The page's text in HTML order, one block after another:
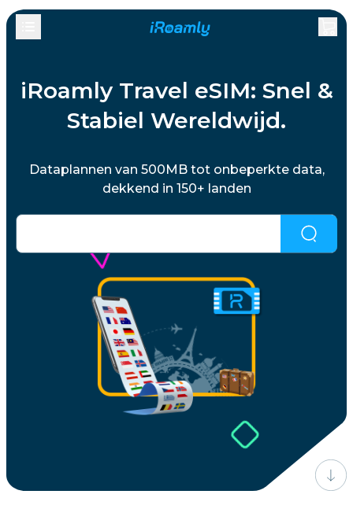
iRoamly Travel eSIM: Snel &
Stabiel Wereldwijd.
Dataplannen van 500MB tot onbeperkte data,
dekkend in 150+ landen
Niet gevonden wat je zoekt?Klik hier om het
opnieuw te proberen.